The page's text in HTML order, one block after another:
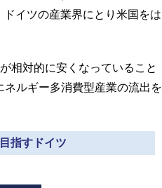
ドイツの産業界にとり米国をは
相対的に安くなっていること
ルギー多消費型産業の流出を
指すドイツ